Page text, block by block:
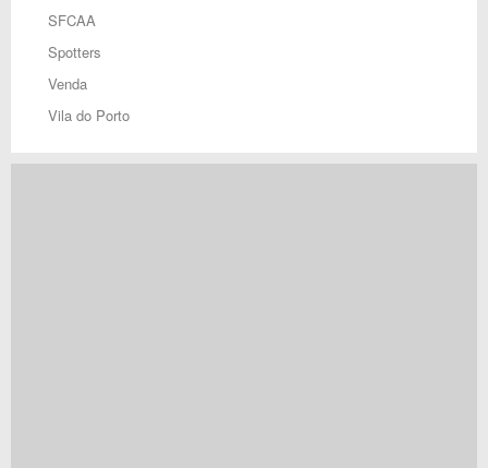
SFCAA
Spotters
Venda
Vila do Porto